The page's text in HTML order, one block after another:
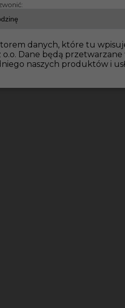
wykończeniowe Niemcy
danych, które tu
o.o. Dane będą
naszych produktów i